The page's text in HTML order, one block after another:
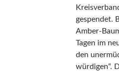
gespendet.
Amber-
Tagen im
den
würdigen“.